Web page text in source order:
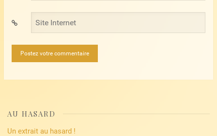
Site
Internet
AU HASARD
Un extrait au hasard !